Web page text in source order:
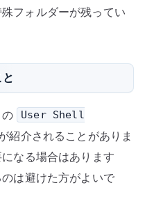
フォルダーが残ってい
User Shell
紹介されることがありま
なる場合はあります
は避けた方がよいで